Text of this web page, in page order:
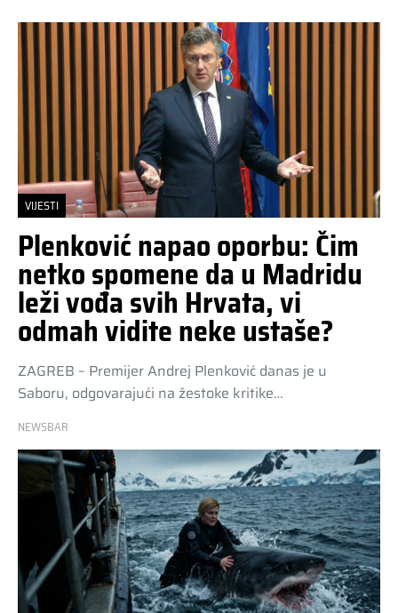
VIJESTI
Plenković napao oporbu: Čim
netko spomene da u Madridu
leži vođa svih Hrvata, vi
odmah vidite neke ustaše?
ZAGREB – Premijer Andrej Plenković danas je u
Saboru, odgovarajući na žestoke kritike…
NEWSBAR